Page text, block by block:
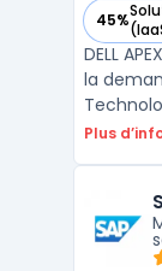
45%
— voir
DELL
la
Plus